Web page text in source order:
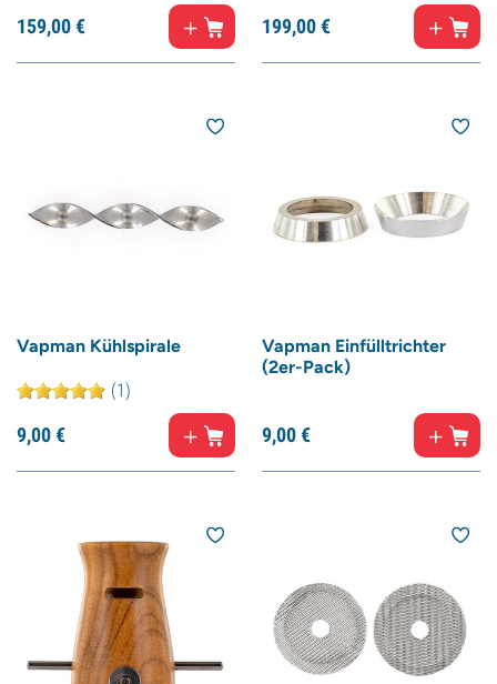
159,00€ 199,00€
Vapman Kühlspirale
(1)
9,00€
Vapman Einfülltrichter
(2er-Pack)
9,00€